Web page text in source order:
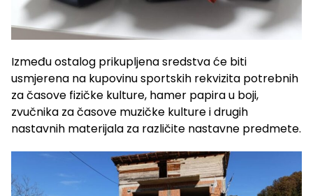
Između ostalog prikupljena sredstva će biti
usmjerena na kupovinu sportskih rekvizita potrebnih
za časove fizičke kulture, hamer papira u boji,
zvučnika za časove muzičke kulture i drugih
nastavnih materijala za različite nastavne predmete.